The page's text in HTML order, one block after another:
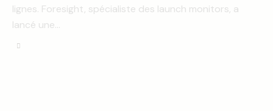
lignes. Foresight, spécialiste des launch monitors, a
lancé une…